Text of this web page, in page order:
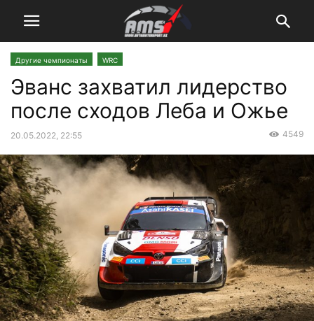
Другие чемпионаты WRC
Эванс захватил лидерство
после сходов Леба и Ожье
20.05.2022, 22:55 4549